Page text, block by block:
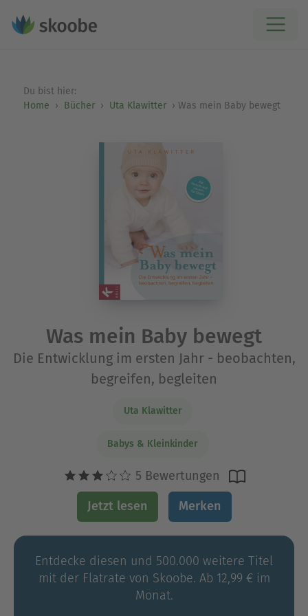
Du bist hier:
Home
Bücher Uta Klawitter Was mein Baby bewegt
Was mein Baby bewegt
Die Entwicklung im ersten Jahr - beobachten,
begreifen, begleiten
Uta Klawitter
Babys & Kleinkinder
5 Bewertungen
Jetzt lesen Merken
Entdecke diesen und 500.000 weitere Titel
mit der Flatrate von Skoobe. Ab 12,99 € im
Monat.